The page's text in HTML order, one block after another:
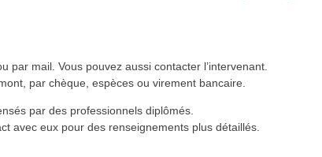
par mail. Vous pouvez aussi contacter l’intervenant.
par chèque, espèces ou virement bancaire.
par des professionnels diplômés.
avec eux pour des renseignements plus détaillés.